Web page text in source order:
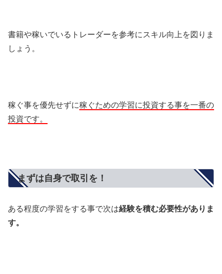
書籍や稼いでいるトレーダーを参考にスキル向上を図りま
しょう。
稼ぐ事を優先せずに稼ぐための学習に投資する事を一番の
投資です。
まずは自身で取引を！
ある程度の学習をする事で次は経験を積む必要性がありま
す。